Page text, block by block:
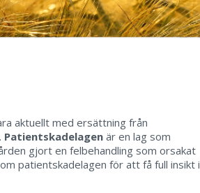
aktuellt med ersättning från
Patientskadelagen är en lag som
gjort en felbehandling som orsakat
patientskadelagen för att få full insikt i